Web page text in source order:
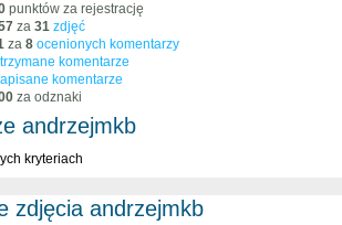
punktów za rejestrację
za 31 zdjęć
za 8 ocenionych komentarzy
komentarze
komentarze
za odznaki
andrzejmkb
kryteriach
zdjęcia andrzejmkb